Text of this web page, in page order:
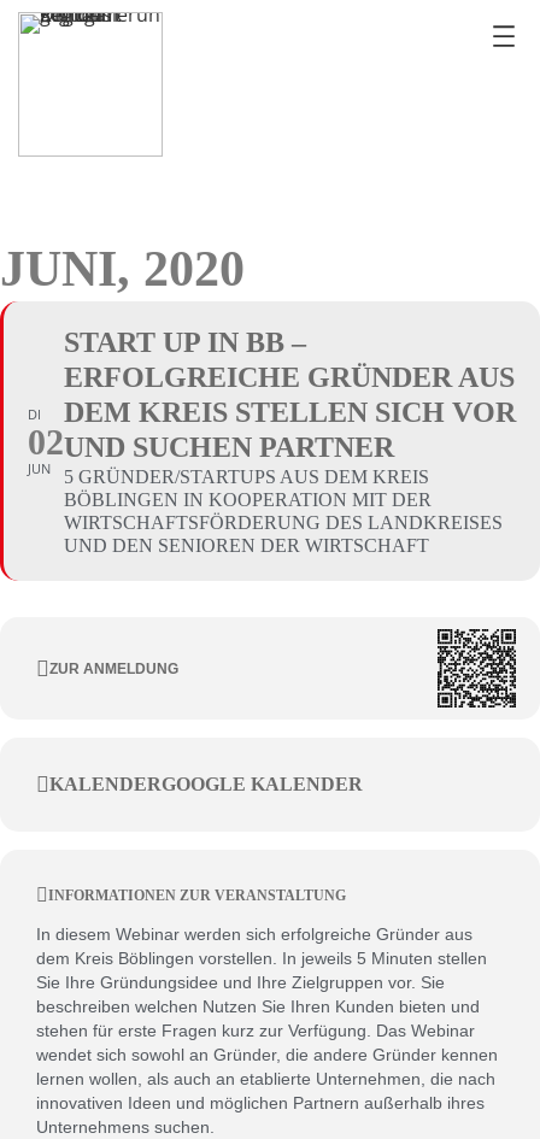
JUNI, 2020
DI
02
JUN
START UP IN BB –
ERFOLGREICHE GRÜNDER AUS
DEM KREIS STELLEN SICH VOR
UND SUCHEN PARTNER
5 GRÜNDER/STARTUPS AUS DEM KREIS
BÖBLINGEN IN KOOPERATION MIT DER
WIRTSCHAFTSFÖRDERUNG DES LANDKREISES
UND DEN SENIOREN DER WIRTSCHAFT
ZUR ANMELDUNG
KALENDERGOOGLE KALENDER
INFORMATIONEN ZUR VERANSTALTUNG
In diesem Webinar werden sich erfolgreiche Gründer aus
dem Kreis Böblingen vorstellen. In jeweils 5 Minuten stellen
Sie Ihre Gründungsidee und Ihre Zielgruppen vor. Sie
beschreiben welchen Nutzen Sie Ihren Kunden bieten und
stehen für erste Fragen kurz zur Verfügung. Das Webinar
wendet sich sowohl an Gründer, die andere Gründer kennen
lernen wollen, als auch an etablierte Unternehmen, die nach
innovativen Ideen und möglichen Partnern außerhalb ihres
Unternehmens suchen.